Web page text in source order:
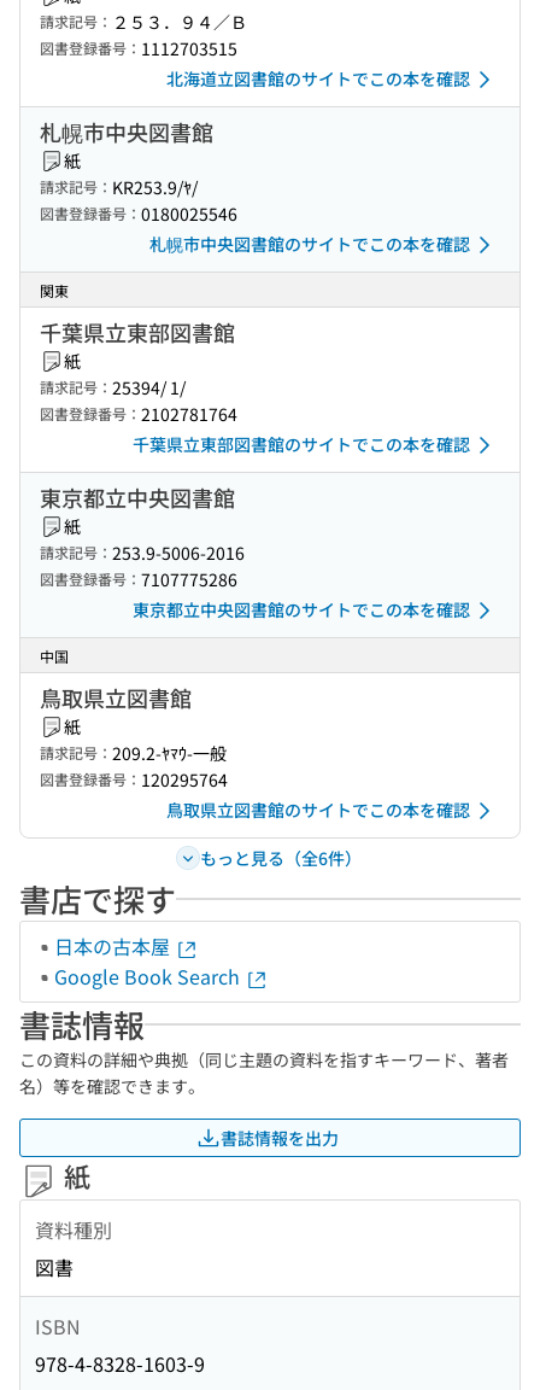
請求記号： ２５３．９４／Ｂ
図書登録番号： 1112703515
北海道立図書館のサイトでこの本を確認
札幌市中央図書館
紙
請求記号： KR253.9/ﾔ/
図書登録番号： 0180025546
札幌市中央図書館のサイトでこの本を確認
関東
千葉県立東部図書館
紙
請求記号： 25394/ 1/
図書登録番号： 2102781764
千葉県立東部図書館のサイトでこの本を確認
東京都立中央図書館
紙
請求記号： 253.9-5006-2016
図書登録番号： 7107775286
東京都立中央図書館のサイトでこの本を確認
中国
鳥取県立図書館
紙
請求記号： 209.2-ﾔﾏｳ-一般
図書登録番号： 120295764
鳥取県立図書館のサイトでこの本を確認
もっと見る（全6件）
書店で探す
日本の古本屋
Google Book Search
書誌情報
この資料の詳細や典拠（同じ主題の資料を指すキーワード、著者
名）等を確認できます。
書誌情報を出力
紙
資料種別
図書
ISBN
978-4-8328-1603-9